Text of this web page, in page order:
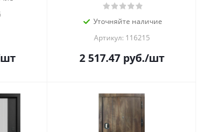
УГ нижн.зам. Kal
Уточняйте наличие
Артикул: 116215
2 517.47руб./шт